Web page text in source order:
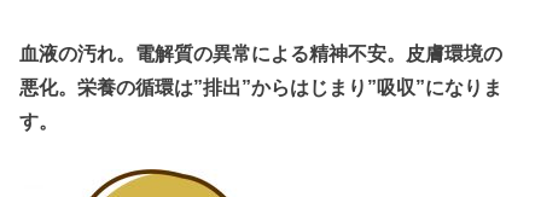
血液の汚れ。電解質の異常による精神不安。皮膚環境の
悪化。栄養の循環は”排出”からはじまり”吸収”になりま
す。